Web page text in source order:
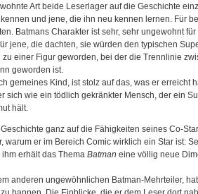
Art beide Leserlager auf die Geschichte
und jene, die ihn neu kennen lernen. Für
Batmans Charakter ist sehr, sehr ungewohnt
jene, die dachten, sie würden den typischen
zu einer Figur geworden, bei der die Trennlinie
geworden ist.
gemeines Kind, ist stolz auf das, was er erreicht
sich wie ein tödlich gekränkter Mensch, der ein
hält.
ganz auf die Fähigkeiten seines Co-
warum er im Bereich Comic wirklich ein Star ist:
erhält das Thema Batman eine völlig neue
anderen ungewöhnlichen Batman-Mehrteiler,